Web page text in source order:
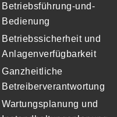
Betriebsführung-und-
Bedienung
Betriebssicherheit und
Anlagenverfügbarkeit
Ganzheitliche
Betreiberverantwortung
Wartungsplanung und